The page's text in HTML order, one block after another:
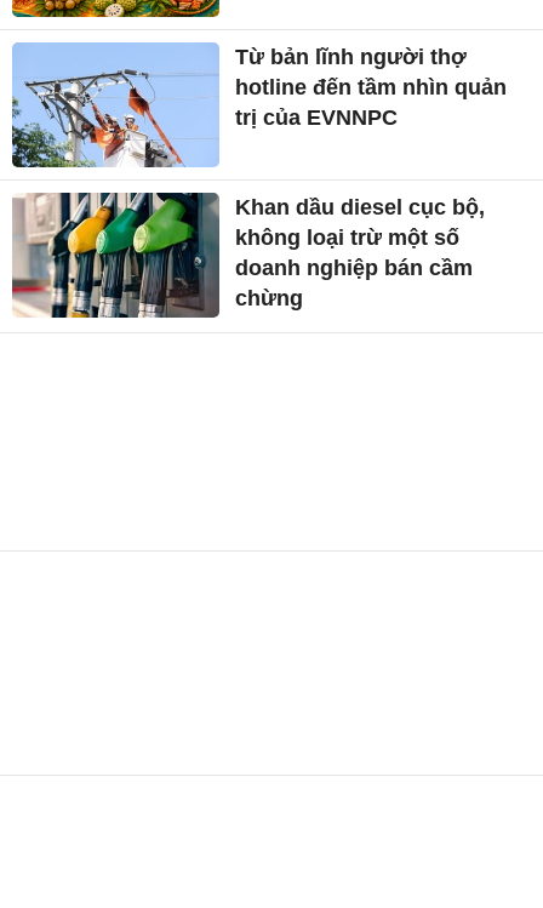
Từ bản lĩnh người thợ
hotline đến tầm nhìn quản
trị của EVNNPC
Khan dầu diesel cục bộ,
không loại trừ một số
doanh nghiệp bán cầm
chừng